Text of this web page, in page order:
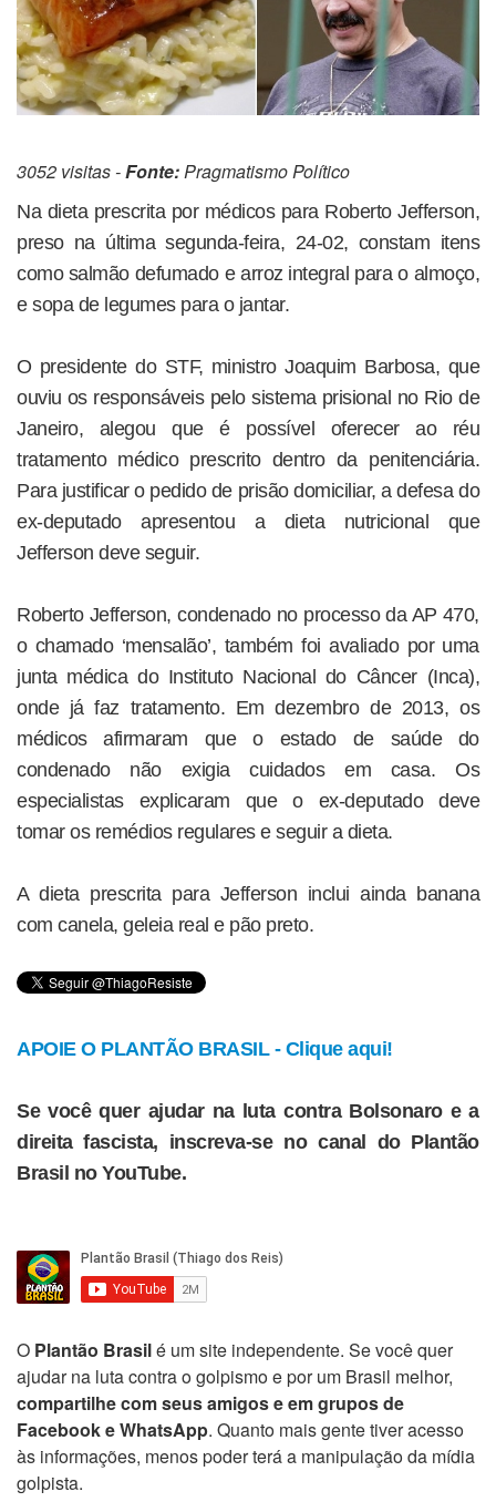
3052 visitas -Fonte:Pragmatismo Político
Na dieta prescrita por médicos para Roberto Jefferson,
preso na última segunda-feira, 24-02, constam itens
como salmão defumado e arroz integral para o almoço,
e sopa de legumes para o jantar.
O presidente do STF, ministro Joaquim Barbosa, que
ouviu os responsáveis pelo sistema prisional no Rio de
Janeiro, alegou que é possível oferecer ao réu
tratamento médico prescrito dentro da penitenciária.
Para justificar o pedido de prisão domiciliar, a defesa do
ex-deputado apresentou a dieta nutricional que
Jefferson deve seguir.
Roberto Jefferson, condenado no processo da AP 470,
o chamado ‘mensalão’, também foi avaliado por uma
junta médica do Instituto Nacional do Câncer (Inca),
onde já faz tratamento. Em dezembro de 2013, os
médicos afirmaram que o estado de saúde do
condenado não exigia cuidados em casa. Os
especialistas explicaram que o ex-deputado deve
tomar os remédios regulares e seguir a dieta.
A dieta prescrita para Jefferson inclui ainda banana
com canela, geleia real e pão preto.
APOIE O PLANTÃO BRASIL - Clique aqui!
Se você quer ajudar na luta contra Bolsonaro e a
direita fascista, inscreva-se no canal do Plantão
Brasil no YouTube.
O Plantão Brasilé um site independente. Se você quer
ajudar na luta contra o golpismo e por um Brasil melhor,
compartilhe com seus amigos e em grupos de
Facebook e WhatsApp. Quanto mais gente tiver acesso
às informações, menos poder terá a manipulação da mídia
golpista.